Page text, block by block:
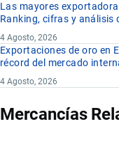
Las mayores
Ranking, cifras y análisis
4 Agosto, 2026
Exportaciones de oro en
récord del mercado
4 Agosto, 2026
Mercancías